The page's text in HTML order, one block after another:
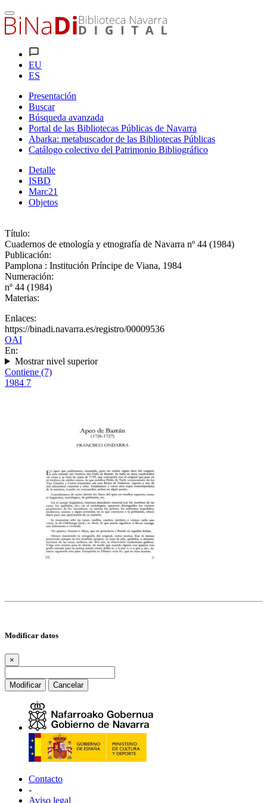
EU
ES
Presentación
Buscar
Búsqueda avanzada
Portal de las Bibliotecas Públicas de Navarra
Abarka: metabuscador de las Bibliotecas Públicas
Catálogo colectivo del Patrimonio Bibliográfico
Detalle
ISBD
Marc21
Objetos
Título:
Cuadernos de etnología y etnografía de Navarra nº 44 (1984)
Publicación:
Pamplona : Institución Príncipe de Viana, 1984
Numeración:
nº 44 (1984)
Materias:
Enlaces:
https://binadi.navarra.es/registro/00009536
OAI
En:
Mostrar nivel superior
Contiene (7)
1984 7
Modificar datos
×
Modificar Cancelar
Contacto
-
Aviso legal